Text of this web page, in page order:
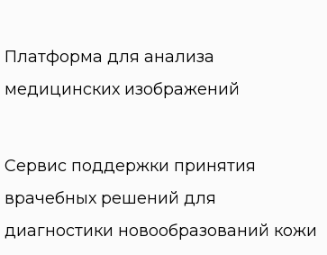
Платформа для анализа
медицинских изображений
Сервис поддержки принятия
врачебных решений для
диагностики новообразований кожи